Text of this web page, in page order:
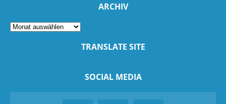
ARCHIV
TRANSLATE SITE
SOCIAL MEDIA